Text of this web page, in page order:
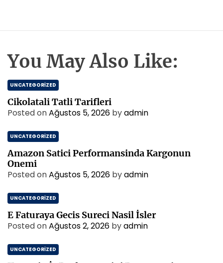
You May Also Like:
UNCATEGORIZED
Cikolatali Tatli Tarifleri
Posted onAğustos 5, 2026 byadmin
UNCATEGORIZED
Amazon Satici Performansinda Kargonun
Onemi
Posted onAğustos 5, 2026 byadmin
UNCATEGORIZED
E Faturaya Gecis Sureci Nasil İsler
Posted onAğustos 2, 2026 byadmin
UNCATEGORIZED